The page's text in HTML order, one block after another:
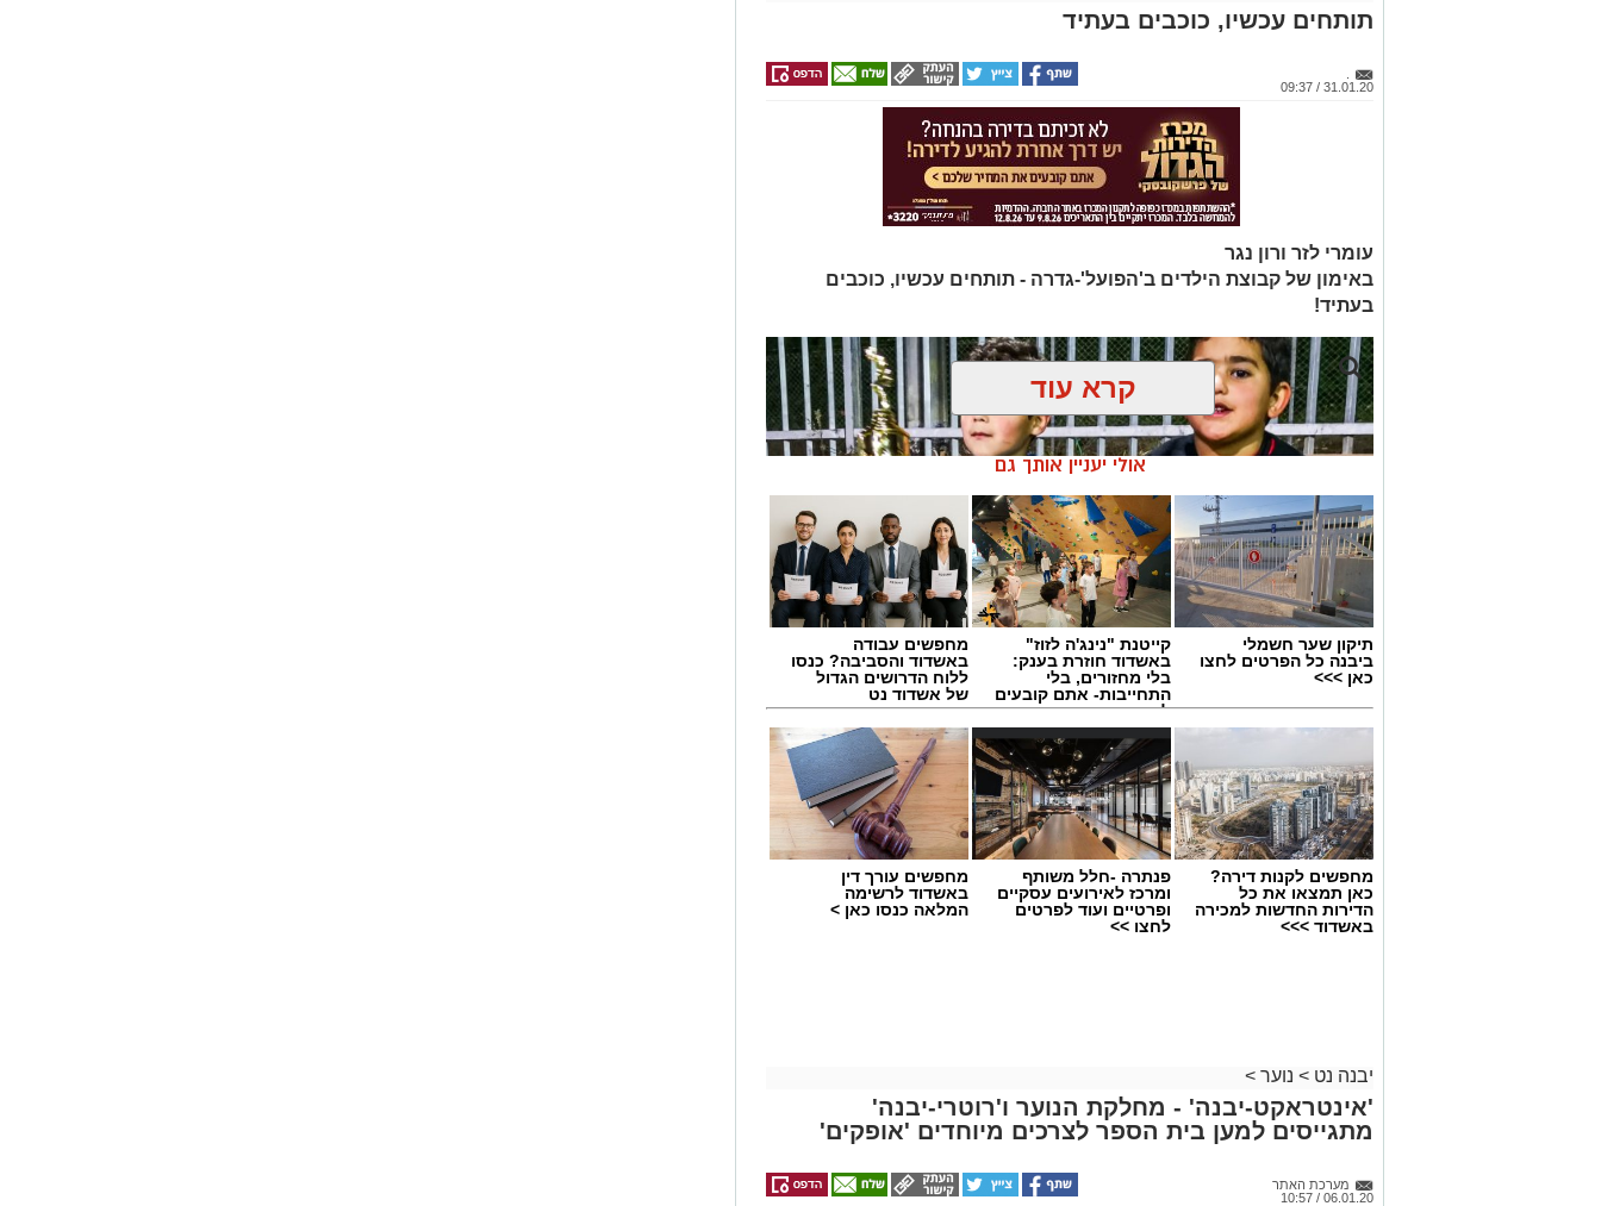
תותחים עכשיו, כוכבים בעתיד
31.01.20 / 09:37
עומרי לזר ורון נגר
באימון של קבוצת הילדים ב'הפועל'-גדרה - תותחים עכשיו, כוכבים
בעתיד!
.
עומרי לזר ורון נגר באימון של קבוצת הילדים ב'הפועל'-גדרה - תותחים
עכשיו, כוכבים בעתיד!
יש לכם מידע חשוב שטרם נחשף? צילומים מאירוע חדשותי? מצאתם טעות
קרא עוד
אולי יעניין אותך גם
תיקון שער חשמלי
ביבנה כל הפרטים לחצו
כאן >>>
קייטנת "נינג'ה לזוז"
באשדוד חוזרת בענק:
בלי מחזורים, בלי
התחייבות- אתם קובעים
לכמה ואיזה ימים
להירשם!
מחפשים עבודה
באשדוד והסביבה? כנסו
ללוח הדרושים הגדול
של אשדוד נט
מחפשים לקנות דירה?
כאן תמצאו את כל
הדירות החדשות למכירה
באשדוד >>>
פנתרה -חלל משותף
ומרכז לאירועים עסקיים
ופרטיים ועוד לפרטים
לחצו >>
מחפשים עורך דין
באשדוד לרשימה
המלאה כנסו כאן >
יבנה נט > נוער >
'אינטראקט-יבנה' - מחלקת הנוער ו'רוטרי-יבנה'
מתגייסים למען בית הספר לצרכים מיוחדים 'אופקים'
מערכת האתר
06.01.20 / 10:57